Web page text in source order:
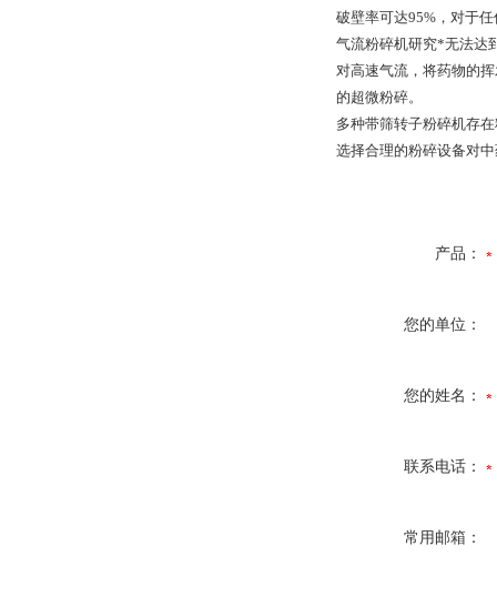
破壁率可达95%，对于
气流粉碎机研究*无法达
对高速气流，将药物的
的超微粉碎。
多种带筛转子粉碎机存
选择合理的粉碎设备对
产品：
您的单位：
您的姓名：
联系电话：
常用邮箱：